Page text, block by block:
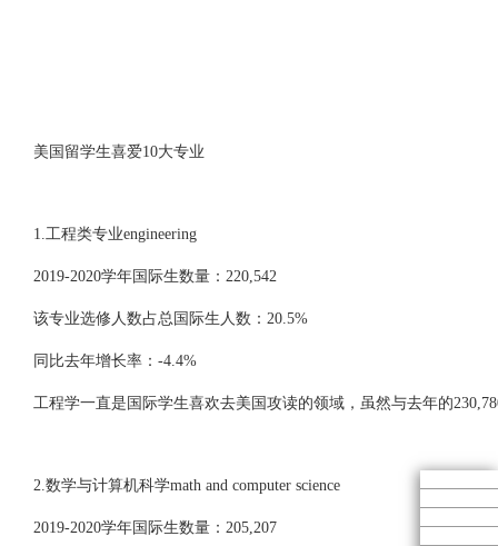
美国留学生喜爱10大专业
1.工程类专业engineering
2019-2020学年国际生数量：220,542
该专业选修人数占总国际生人数：20.5%
同比去年增长率：-4.4%
工程学一直是国际学生喜欢去美国攻读的领域，虽然与去年的
2.数学与计算机科学math and computer science
2019-2020学年国际生数量：205,207